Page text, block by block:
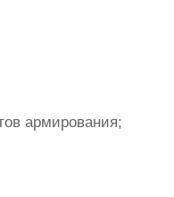
армирования;